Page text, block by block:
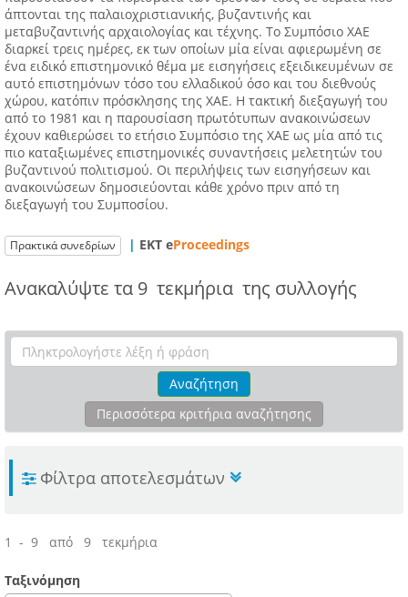
άπτονται της παλαιοχριστιανικής, βυζαντινής και
μεταβυζαντινής αρχαιολογίας και τέχνης. Το Συμπόσιο ΧΑΕ
διαρκεί τρεις ημέρες, εκ των οποίων μία είναι αφιερωμένη σε
ένα ειδικό επιστημονικό θέμα με εισηγήσεις εξειδικευμένων σε
αυτό επιστημόνων τόσο του ελλαδικού όσο και του διεθνούς
χώρου, κατόπιν πρόσκλησης της ΧΑΕ. Η τακτική διεξαγωγή του
από το 1981 και η παρουσίαση πρωτότυπων ανακοινώσεων
έχουν καθιερώσει το ετήσιο Συμπόσιο της ΧΑΕ ως μία από τις
πιο καταξιωμένες επιστημονικές συναντήσεις μελετητών του
βυζαντινού πολιτισμού. Οι περιλήψεις των εισηγήσεων και
ανακοινώσεων δημοσιεύονται κάθε χρόνο πριν από τη
διεξαγωγή του Συμποσίου.
Πρακτικά συνεδρίων | ΕΚΤ eProceedings
Ανακαλύψτε τα 9 τεκμήρια της συλλογής
Αναζήτηση
Περισσότερα κριτήρια αναζήτησης
Φίλτρα αποτελεσμάτων
1 - 9 από 9 τεκμήρια
Ταξινόμηση